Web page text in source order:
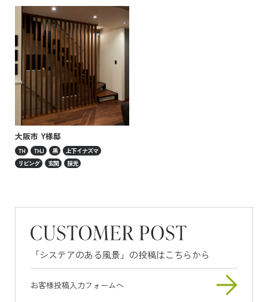
大阪市 Y様邸
TH THJ 黒
上下イナズマ
リビング
玄関 採光
「システアのある風景」の投稿はこちらから
お客様投稿入力フォームへ